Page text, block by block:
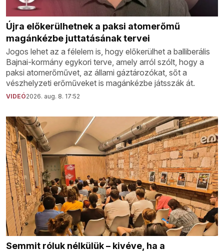
Újra előkerülhetnek a paksi atomerőmű
magánkézbe juttatásának tervei
Jogos lehet az a félelem is, hogy előkerülhet a balliberális
Bajnai-kormány egykori terve, amely arról szólt, hogy a
paksi atomerőművet, az állami gáztározókat, sőt a
vészhelyzeti erőműveket is magánkézbe játsszák át.
VIDEÓ2026. aug. 8. 17:52
Semmit róluk nélkülük – kivéve, ha a